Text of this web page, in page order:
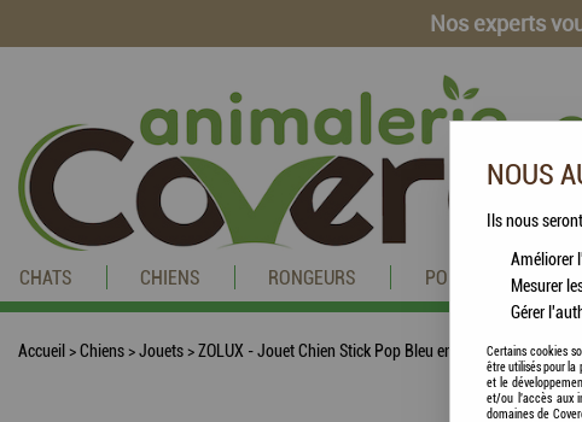
Nos experts
CHATS CHIENS RONGEURS POISSONS
Accueil >Chiens>Jouets>ZOLUX - Jouet Chien Stick Pop Bleu en TPR
NOUS
Ils nous
Améliorer
Mesurer
Gérer
Certains cookies
être utilisés pour la
et le
et/ou l'accès aux
domaines de